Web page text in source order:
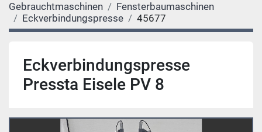
Gebrauchtmaschinen
Fensterbaumaschinen
Eckverbindungspresse
45677
Eckverbindungspresse
Pressta Eisele PV 8